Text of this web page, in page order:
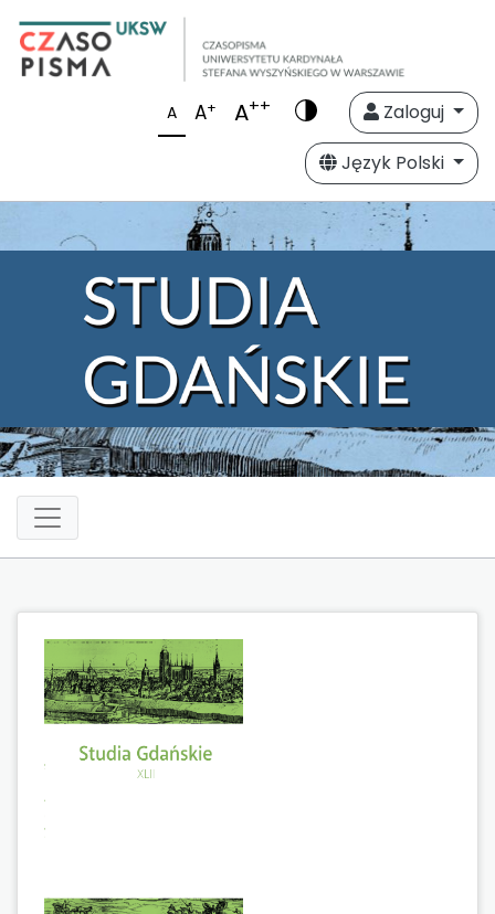
A A+ A++
Zaloguj
Język Polski